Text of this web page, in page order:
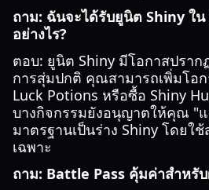
ถาม: ฉันจะได้รับยูนิต Shiny ใ
อย่างไร?
ตอบ: ยูนิต Shiny มีโอกาสปราก
การสุ่มปกติ คุณสามารถเพิ่มโอ
Luck Potions หรือซื้อ Shiny
บางกิจกรรมยังอนุญาตให้คุณ "
มาตรฐานเป็นร่าง Shiny โดยใ
เฉพาะ
ถาม: Battle Pass คุ้มค่าสำหรั